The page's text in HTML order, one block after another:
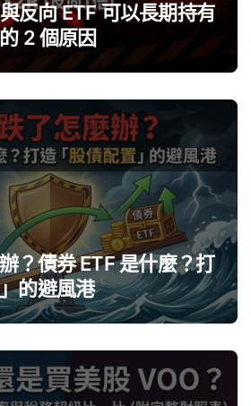
反向 ETF 可以長期持有
2 個原因
？債券 ETF 是什麼？打
的避風港